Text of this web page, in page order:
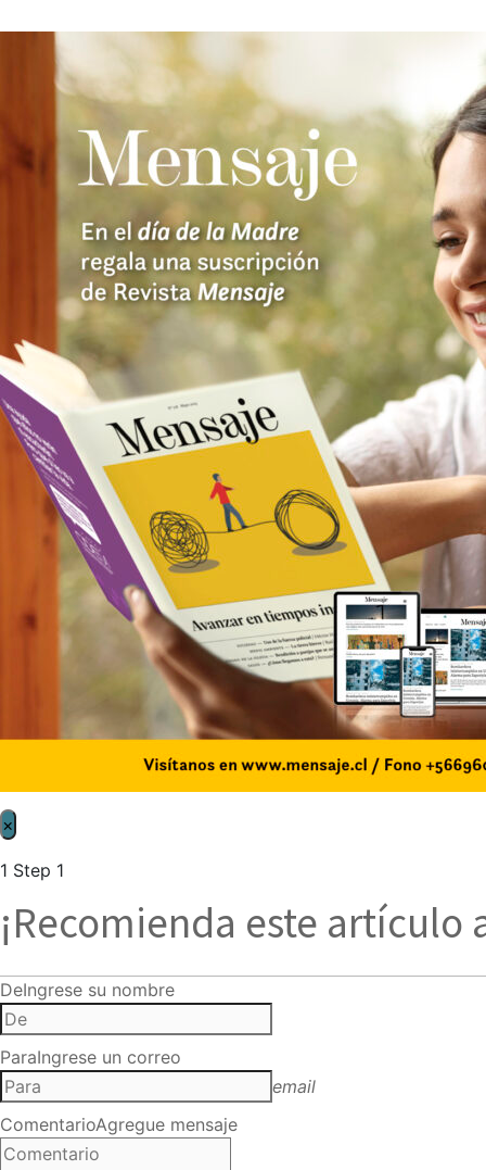
×
1 Step 1
¡Recomienda este artículo
DeIngrese su nombre
ParaIngrese un correo
email
ComentarioAgregue mensaje